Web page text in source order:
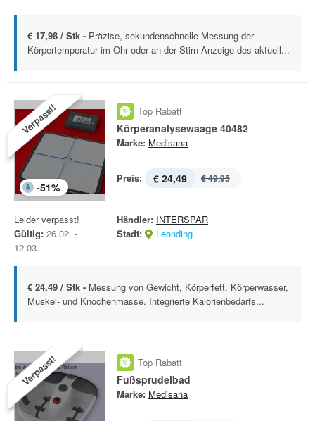
€ 17,98 / Stk - Präzise, sekundenschnelle Messung der
Körpertemperatur im Ohr oder an der Stirn Anzeige des aktuell...
Verpasst!
-51%
Top Rabatt
Körperanalysewaage 40482
Marke: Medisana
Preis: € 24,49 € 49,95
Leider verpasst!
Gültig: 26.02. -
12.03.
Händler: INTERSPAR
Stadt:
Leonding
€ 24,49 / Stk - Messung von Gewicht, Körperfett, Körperwasser,
Muskel- und Knochenmasse. Integrierte Kalorienbedarfs...
Verpasst! Top Rabatt
Fußsprudelbad
Marke: Medisana